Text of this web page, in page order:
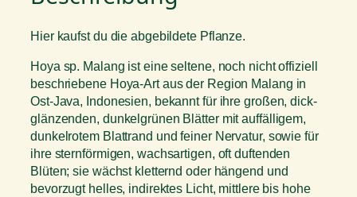
Hier kaufst du die abgebildete Pflanze.
Hoya sp. Malang ist eine seltene, noch nicht offiziell
beschriebene Hoya-Art aus der Region Malang in
Ost-Java, Indonesien, bekannt für ihre großen, dick-
glänzenden, dunkelgrünen Blätter mit auffälligem,
dunkelrotem Blattrand und feiner Nervatur, sowie für
ihre sternförmigen, wachsartigen, oft duftenden
Blüten; sie wächst kletternd oder hängend und
bevorzugt helles, indirektes Licht, mittlere bis hohe